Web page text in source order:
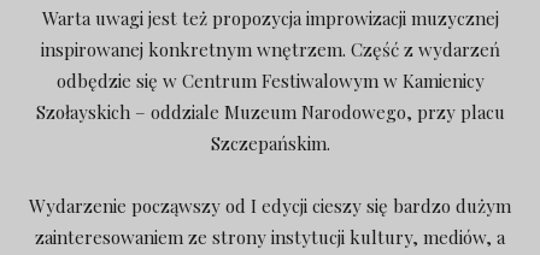
Warta uwagi jest też propozycja improwizacji muzycznej
inspirowanej konkretnym wnętrzem. Część z wydarzeń
odbędzie się w Centrum Festiwalowym w Kamienicy
Szołayskich – oddziale Muzeum Narodowego, przy placu
Szczepańskim.
Wydarzenie począwszy od I edycji cieszy się bardzo dużym
zainteresowaniem ze strony instytucji kultury, mediów, a